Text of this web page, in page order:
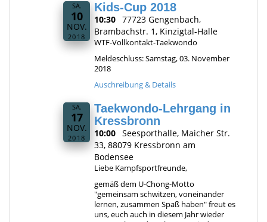
SA.
10
NOV.
2018
Kids-Cup 2018
10:30 77723 Gengenbach,
Brambachstr. 1, Kinzigtal-Halle
WTF-Vollkontakt-Taekwondo
Meldeschluss: Samstag, 03. November
2018
Auschreibung & Details
SA.
17
NOV.
2018
Taekwondo-Lehrgang in
Kressbronn
10:00 Seesporthalle, Maicher Str.
33, 88079 Kressbronn am
Bodensee
Liebe Kampfsportfreunde,
gemäß dem U-Chong-Motto
"gemeinsam schwitzen, voneinander
lernen, zusammen Spaß haben" freut es
uns, euch auch in diesem Jahr wieder